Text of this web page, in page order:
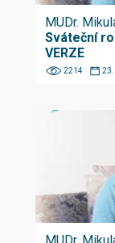
MUDr.
Sváteční
VERZE
2214 23.